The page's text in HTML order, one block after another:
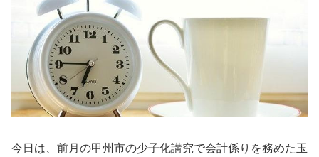
今日は、前月の甲州市の少子化講究で会計係りを務めた玉